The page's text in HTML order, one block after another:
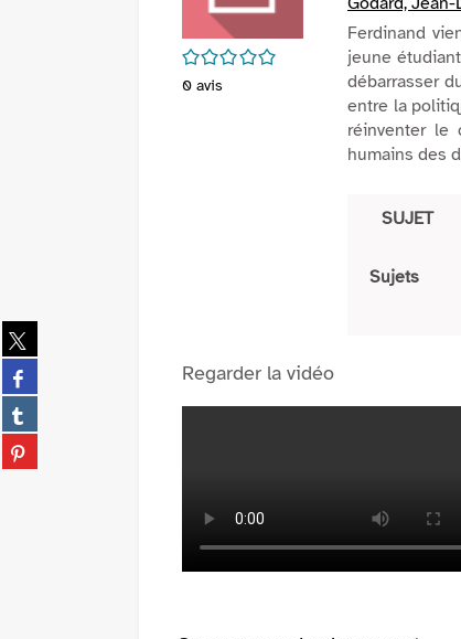
Partager
sur
twitter
(Nouvelle
fenêtre)
Partager
sur
facebook
(Nouvelle
fenêtre)
Partager
sur
tumblr
Partager
sur
/5
0 avis
Ferdinand
jeune
débarrasser
entre la
réinventer le
humains des
SUJET
Sujets
Regarder la vidéo